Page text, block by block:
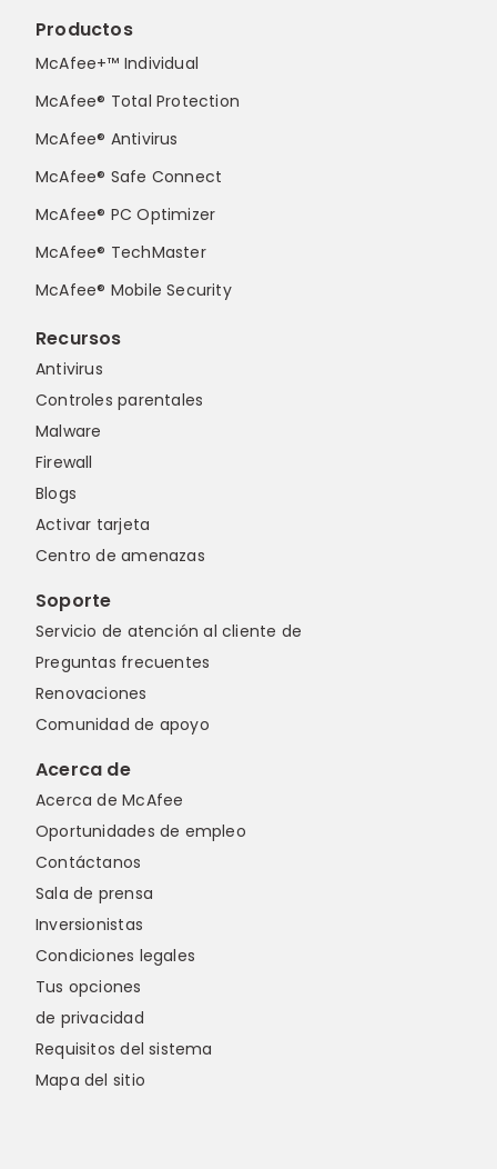
Productos
McAfee+™ Individual
McAfee® Total Protection
McAfee® Antivirus
McAfee® Safe Connect
McAfee® PC Optimizer
McAfee® TechMaster
McAfee® Mobile Security
Recursos
Antivirus
Controles parentales
Malware
Firewall
Blogs
Activar tarjeta
Centro de amenazas
Soporte
Servicio de atención al cliente de
Preguntas frecuentes
Renovaciones
Comunidad de apoyo
Acerca de
Acerca de McAfee
Oportunidades de empleo
Contáctanos
Sala de prensa
Inversionistas
Condiciones legales
Tus opciones
de privacidad
Requisitos del sistema
Mapa del sitio